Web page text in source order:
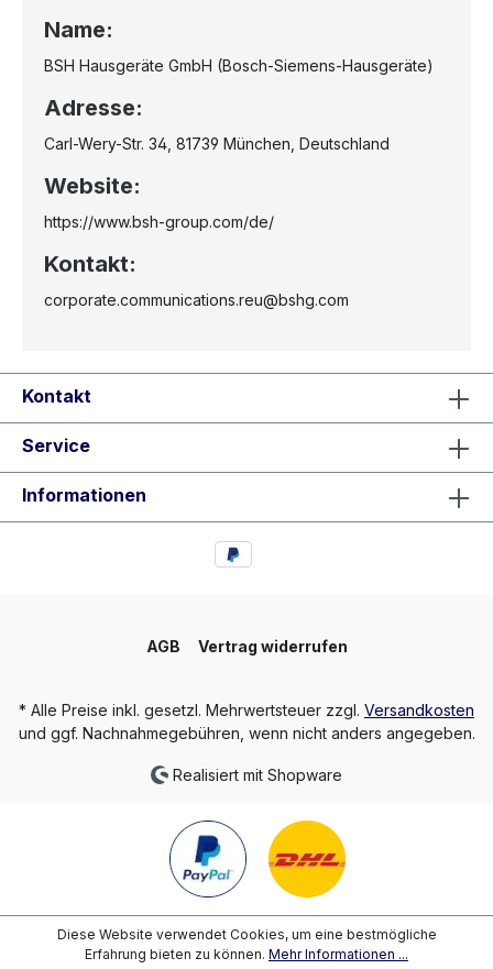
Name:
BSH Hausgeräte GmbH (Bosch-Siemens-Hausgeräte)
Adresse:
Carl-Wery-Str. 34, 81739 München, Deutschland
Website:
https://www.bsh-group.com/de/
Kontakt:
corporate.communications.reu@bshg.com
Kontakt
Service
Informationen
AGB Vertrag widerrufen
* Alle Preise inkl. gesetzl. Mehrwertsteuer zzgl. Versandkosten
und ggf. Nachnahmegebühren, wenn nicht anders angegeben.
Realisiert mit Shopware
Diese Website verwendet Cookies, um eine bestmögliche
Erfahrung bieten zu können. Mehr Informationen ...